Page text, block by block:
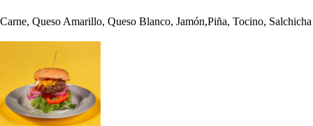
Carne, Queso Amarillo, Queso Blanco, Jamón,Piña, Tocino, Salchicha